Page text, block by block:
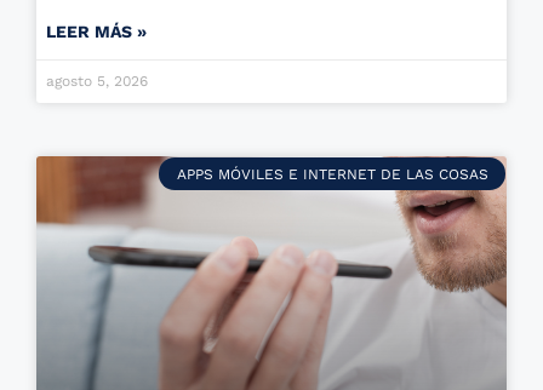
LEER MÁS »
agosto 5, 2026
APPS MÓVILES E INTERNET DE LAS COSAS